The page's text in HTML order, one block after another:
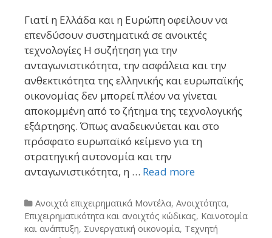
Γιατί η Ελλάδα και η Ευρώπη οφείλουν να
επενδύσουν συστηματικά σε ανοικτές
τεχνολογίες Η συζήτηση για την
ανταγωνιστικότητα, την ασφάλεια και την
ανθεκτικότητα της ελληνικής και ευρωπαϊκής
οικονομίας δεν μπορεί πλέον να γίνεται
αποκομμένη από το ζήτημα της τεχνολογικής
εξάρτησης. Όπως αναδεικνύεται και στο
πρόσφατο ευρωπαϊκό κείμενο για τη
στρατηγική αυτονομία και την
ανταγωνιστικότητα, η … Read more
Categories
Ανοιχτά επιχειρηματικά Μοντέλα, Ανοιχτότητα,
Επιχειρηματικότητα και ανοιχτός κώδικας, Καινοτομία
και ανάπτυξη, Συνεργατική οικονομία, Τεχνητή